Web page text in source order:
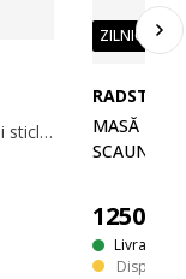
Set de terasă cu 2 locuri. Masă: Oțel și sticlă securizată. Ø60x70 cm Scaun: Oțel și poliratan. Stivuibil.
ZILNIC PREȚ
MASĂ
SCAUNE
1250
Livrare